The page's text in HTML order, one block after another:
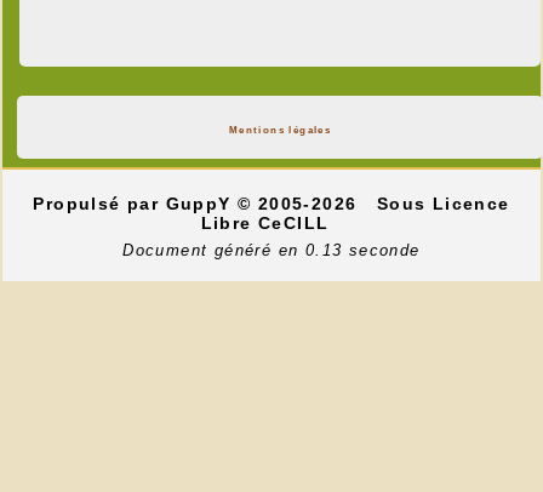
Mentions légales
Propulsé par GuppY© 2005-2026
Sous Licence
Libre CeCILL
Document généré en 0.13 seconde